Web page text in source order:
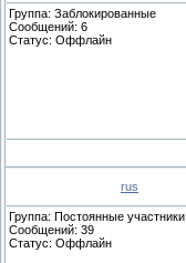
Группа: Заблокированные
Сообщений: 6
Статус: Оффлайн
rus
Группа: Постоянные участники
Сообщений: 39
Статус: Оффлайн